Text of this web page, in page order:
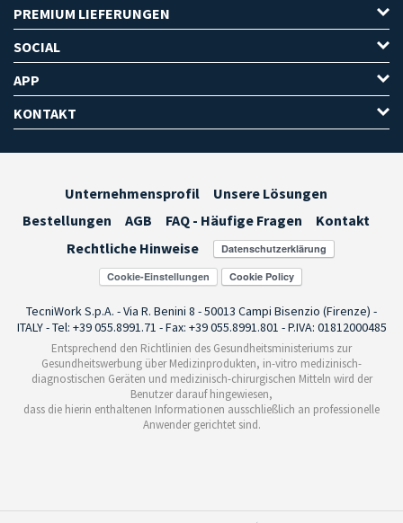
PREMIUM LIEFERUNGEN
SOCIAL
APP
KONTAKT
Unternehmensprofil
Unsere Lösungen
Bestellungen
AGB FAQ - Häufige Fragen
Kontakt
Rechtliche Hinweise
Cookie-Einstellungen
TecniWork S.p.A. - Via R. Benini 8 - 50013 Campi Bisenzio (Firenze) -
ITALY - Tel: +39 055.8991.71 - Fax: +39 055.8991.801 - P.IVA: 01812000485
Entsprechend den Richtlinien des Gesundheitsministeriums zur
Gesundheitswerbung über Medizinprodukten, in-vitro medizinisch-
diagnostischen Geräten und medizinisch-chirurgischen Mitteln wird der
Benutzer darauf hingewiesen,
dass die hierin enthaltenen Informationen ausschließlich an professionelle
Anwender gerichtet sind.